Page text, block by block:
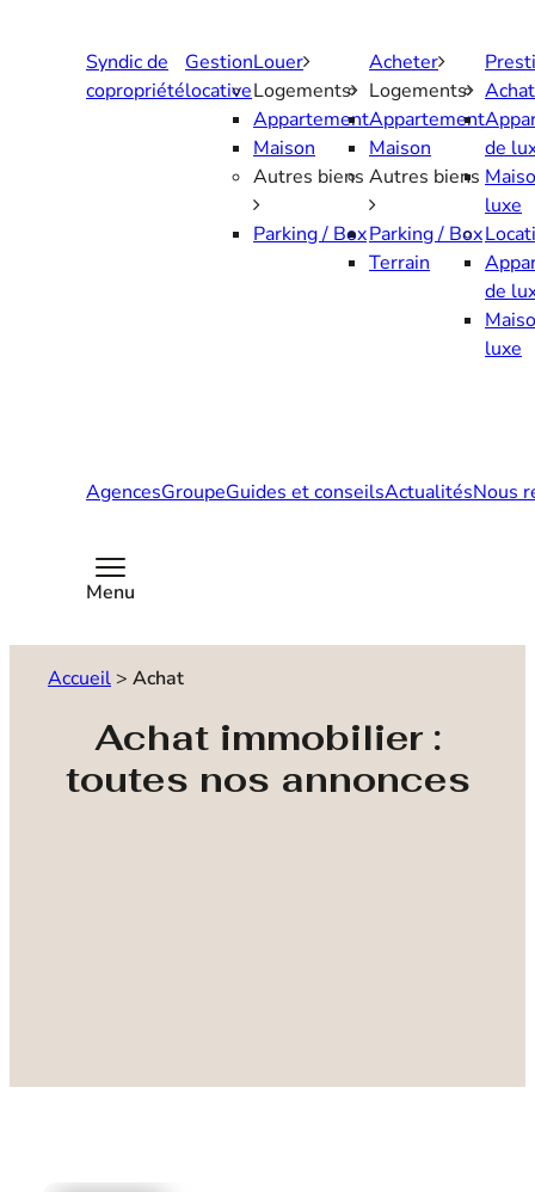
Syndic de
copropriété
Gestion
locative
Louer
Logements
Appartement
Maison
Autres biens
Parking / Box
Acheter
Logements
Appartement
Maison
Autres biens
Parking / Box
Terrain
Achat
de
luxe
de
luxe
AgencesGroupeGuides et conseilsActualitésNous
Menu
Accueil > Achat
Achat immobilier :
toutes nos annonces